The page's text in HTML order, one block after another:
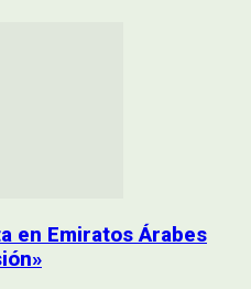
en Emiratos Árabes